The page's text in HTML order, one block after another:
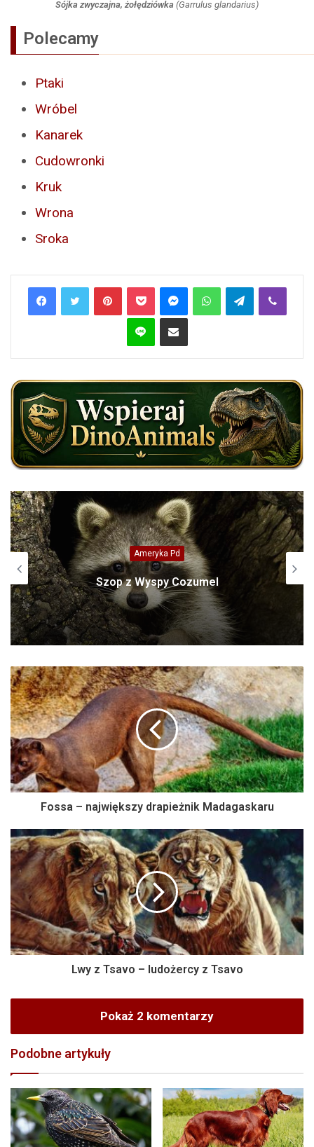
Sójka zwyczajna, żołędziówka (Garrulus glandarius)
Polecamy
Ptaki
Wróbel
Kanarek
Cudowronki
Kruk
Wrona
Sroka
PinterestPocket MessengerWhatsAppTelegramViber
Line Share via Email
Ameryka Pd
Szop z Wyspy Cozumel
Fossa – największy drapieżnik Madagaskaru
Lwy z Tsavo – ludożercy z Tsavo
Pokaż 2 komentarzy
Podobne artykuły